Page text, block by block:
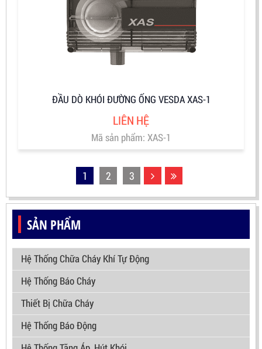
SẢN PHẨM
Hệ Thống Chữa Cháy Khí Tự Động
Hệ Thống Báo Cháy
Thiết Bị Chữa Cháy
Hệ Thống Báo Động
ĐẦU DÒ KHÓI ĐƯỜNG ỐNG VESDA XAS-1
LIÊN HỆ
Mã sản phẩm: XAS-1
1 2 3